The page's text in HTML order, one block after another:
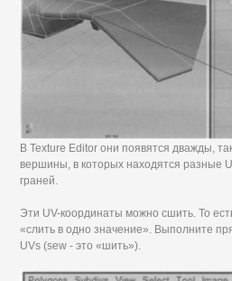
В Texture Editor они появятся дважды,
вершины, в которых находятся разные
граней.
Эти UV-координаты можно сшить. То
«слить в одно значение». Выполните
UVs (sew - это «шить»).